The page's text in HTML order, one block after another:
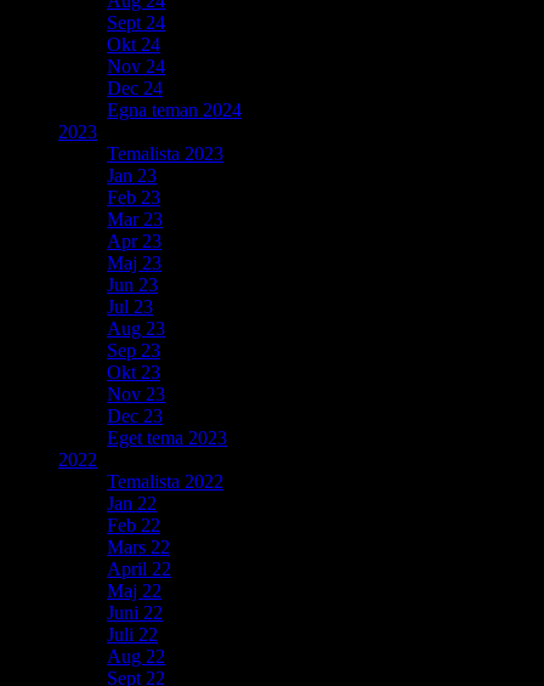
Sept 24
Okt 24
Nov 24
Dec 24
Egna teman 2024
2023
Temalista 2023
Jan 23
Feb 23
Mar 23
Apr 23
Maj 23
Jun 23
Jul 23
Aug 23
Sep 23
Okt 23
Nov 23
Dec 23
Eget tema 2023
2022
Temalista 2022
Jan 22
Feb 22
Mars 22
April 22
Maj 22
Juni 22
Juli 22
Aug 22
Sept 22